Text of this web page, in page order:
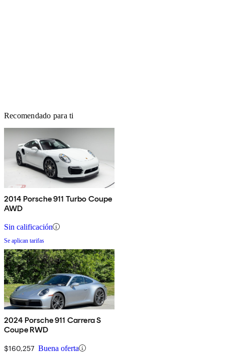
Recomendado para ti
2014 Porsche 911 Turbo Coupe
AWD
Sin calificación
Se aplican tarifas
2024 Porsche 911 Carrera S
Coupe RWD
$160,257 Buena oferta